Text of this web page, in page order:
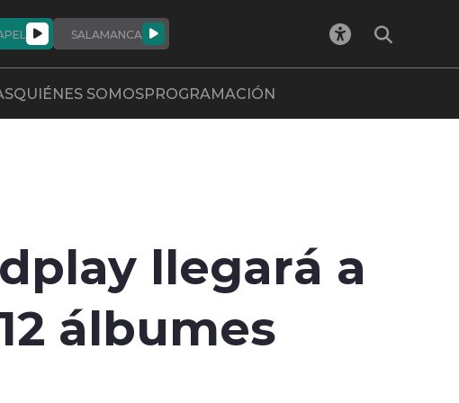
SALAMANCA
QUIÉNES SOMOSPROGRAMACIÓN
llegará a
álbumes